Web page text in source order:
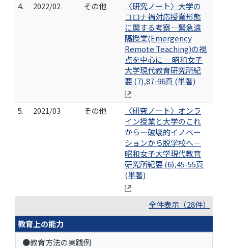
4. 2022/02 その他
〈研究ノート〉大学の
コロナ禍対応授業形態
に関する考察―緊急遠
隔授業(Emergency
Remote Teaching)の視
点を中心に― 昭和女子
大学現代教育研究所紀
要 (7),87-96頁 (単著)
5. 2021/03 その他
〈研究ノート〉オンラ
イン授業と大学のこれ
から―破壊的イノベー
ションから脱学校へ―
昭和女子大学現代教育
研究所紀要 (6),45-55頁
(単著)
全件表示（28件）
教育上の能力
●教育方法の実践例